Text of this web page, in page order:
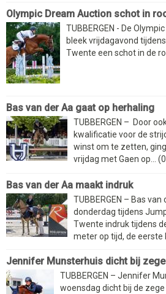
Olympic Dream Auction schot in
TUBBERGEN - De
bleek vrijdagavond
Twente een schot in de
Bas van der Aa gaat op herhaling
TUBBERGEN – Door
kwalificatie voor de
winst om te zetten,
vrijdag met Gaen op...
Bas van der Aa maakt indruk
TUBBERGEN – Bas
donderdag tijdens
Twente indruk tijdens
meter op tijd, de eerste
Jennifer Munsterhuis dicht bij zege
TUBBERGEN – Jennifer
woensdag dicht bij de